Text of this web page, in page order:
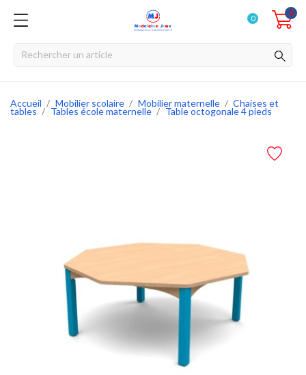
0
0
Accueil Mobilier scolaire Mobilier maternelle Chaises et
tables Tables école maternelle Table octogonale 4 pieds